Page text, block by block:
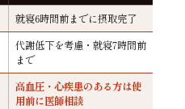
就寝6時間前までに摂取完了
代謝低下を考慮・就寝7時間前
まで
高血圧・心疾患のある方は使
用前に医師相談